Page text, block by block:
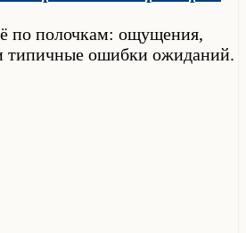
по полочкам: ощущения,
типичные ошибки ожиданий.